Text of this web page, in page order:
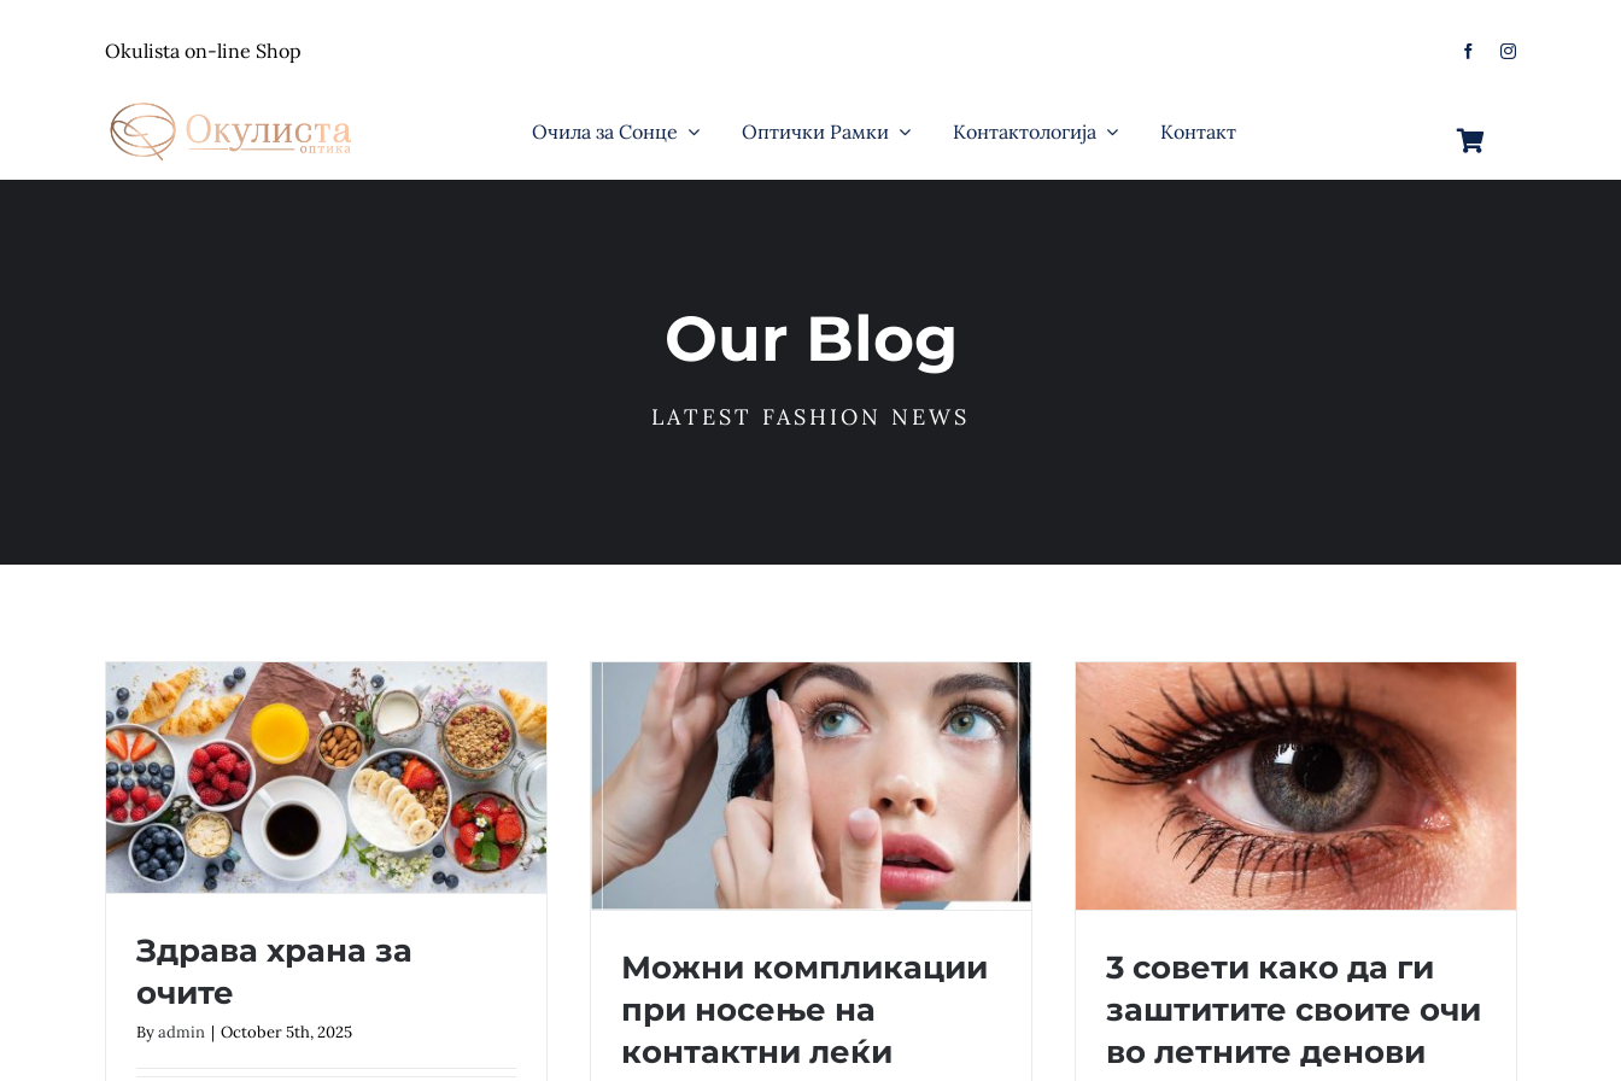
Okulista on-line Shop
Очила за Сонце Оптички Рамки Контактологија Контакт
Our Blog
LATEST FASHION NEWS
Здрава храна за очите
Здрава храна за
очите
Byadmin | October 5th, 2025
Можни компликации при носење на
Можни компликации
при носење на
контактни леќи
3 совети како да ги заштитите
3 совети како да ги
заштитите своите очи
во летните денови